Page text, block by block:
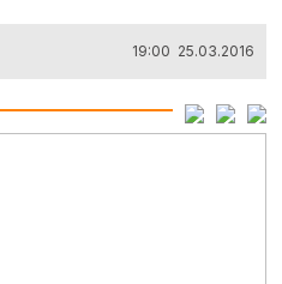
19:00 25.03.2016